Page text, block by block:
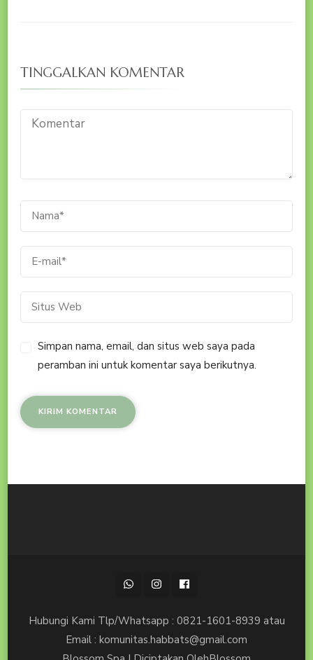
TINGGALKAN KOMENTAR
Simpan nama, email, dan situs web saya pada
peramban ini untuk komentar saya berikutnya.
Hubungi Kami Tlp/Whatsapp : 0821-1601-8939 atau
Email : komunitas.habbats@gmail.com